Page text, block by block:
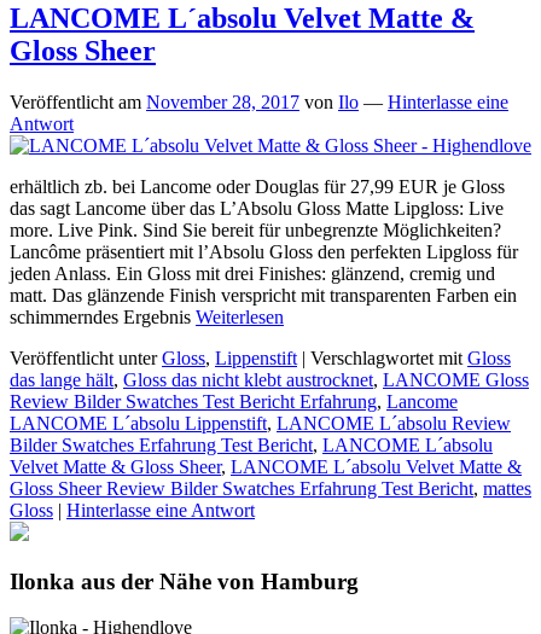
LANCOME L´absolu Velvet Matte &
Gloss Sheer
Veröffentlicht am November 28, 2017 von Ilo — Hinterlasse eine
Antwort
erhältlich zb. bei Lancome oder Douglas für 27,99 EUR je Gloss
das sagt Lancome über das L’Absolu Gloss Matte Lipgloss: Live
more. Live Pink. Sind Sie bereit für unbegrenzte Möglichkeiten?
Lancôme präsentiert mit l’Absolu Gloss den perfekten Lipgloss für
jeden Anlass. Ein Gloss mit drei Finishes: glänzend, cremig und
matt. Das glänzende Finish verspricht mit transparenten Farben ein
schimmerndes Ergebnis Weiterlesen
Veröffentlicht unter Gloss, Lippenstift | Verschlagwortet mit Gloss
das lange hält, Gloss das nicht klebt austrocknet, LANCOME Gloss
Review Bilder Swatches Test Bericht Erfahrung, Lancome
LANCOME L´absolu Lippenstift, LANCOME L´absolu Review
Bilder Swatches Erfahrung Test Bericht, LANCOME L´absolu
Velvet Matte & Gloss Sheer, LANCOME L´absolu Velvet Matte &
Gloss Sheer Review Bilder Swatches Erfahrung Test Bericht, mattes
Gloss | Hinterlasse eine Antwort
Ilonka aus der Nähe von Hamburg